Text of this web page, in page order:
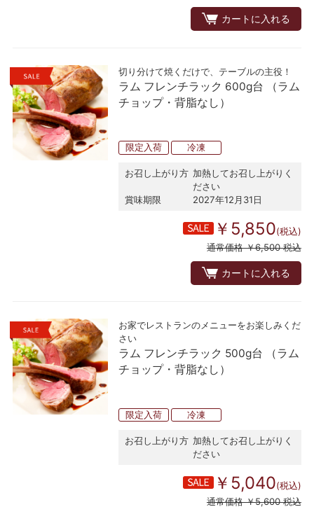
カートに入れる
切り分けて焼くだけで、テーブルの主役！
ラム フレンチラック 600g台 （ラム
チョップ・背脂なし）
限定入荷 冷凍
お召し上がり方 加熱してお召し上がりく
ださい
賞味期限
2027年12月31日
￥5,850(税込)
通常価格 ￥6,500 税込
カートに入れる
お家でレストランのメニューをお楽しみくだ
さい
ラム フレンチラック 500g台 （ラム
チョップ・背脂なし）
限定入荷 冷凍
お召し上がり方 加熱してお召し上がりく
ださい
￥5,040(税込)
通常価格 ￥5,600 税込